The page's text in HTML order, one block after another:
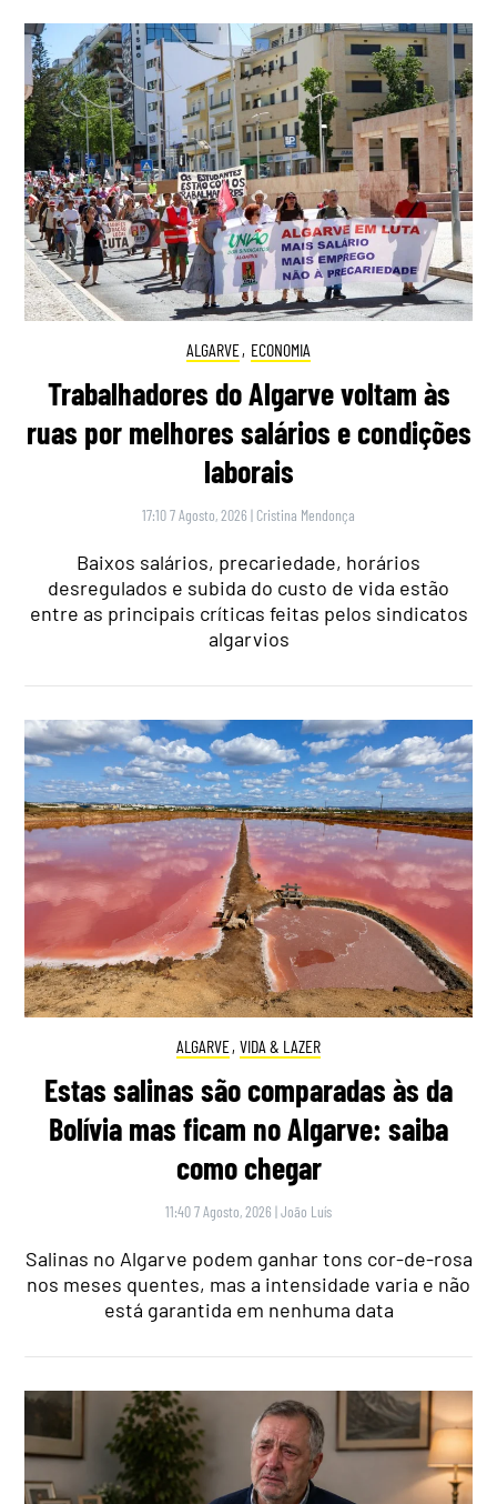
ALGARVE, ECONOMIA
Trabalhadores do Algarve voltam às
ruas por melhores salários e condições
laborais
17:10 7 Agosto, 2026 | Cristina Mendonça
Baixos salários, precariedade, horários
desregulados e subida do custo de vida estão
entre as principais críticas feitas pelos sindicatos
algarvios
ALGARVE, VIDA & LAZER
Estas salinas são comparadas às da
Bolívia mas ficam no Algarve: saiba
como chegar
11:40 7 Agosto, 2026 |João Luís
Salinas no Algarve podem ganhar tons cor-de-rosa
nos meses quentes, mas a intensidade varia e não
está garantida em nenhuma data